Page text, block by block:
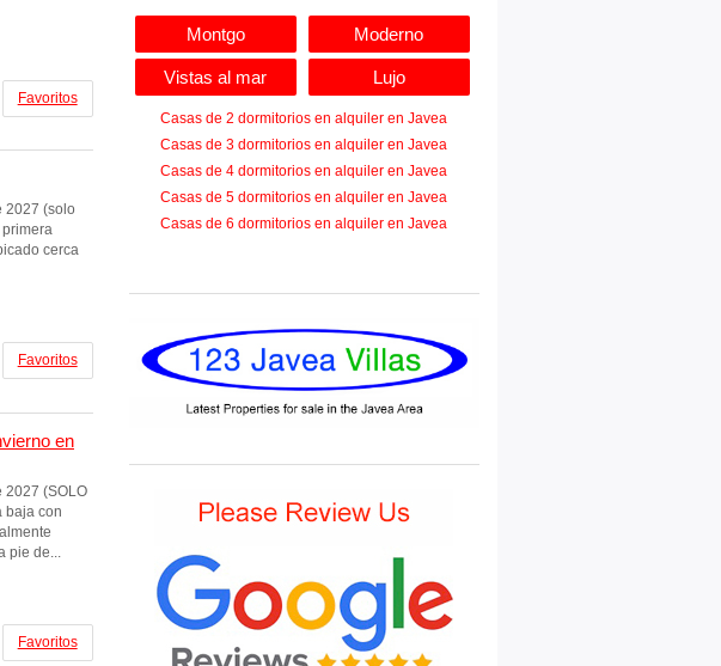
Favoritos
2027 (solo
cerca
Favoritos
en
2027 (SOLO
baja con
de...
Favoritos
Montgo Moderno
Vistas al mar Lujo
Casas de 2 dormitorios en alquiler en Javea
Casas de 3 dormitorios en alquiler en Javea
Casas de 4 dormitorios en alquiler en Javea
Casas de 5 dormitorios en alquiler en Javea
Casas de 6 dormitorios en alquiler en Javea